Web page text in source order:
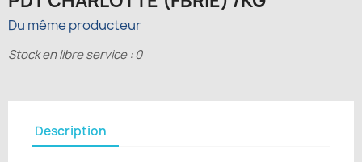
Du même producteur
Stock en libre service : 0
Description